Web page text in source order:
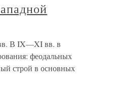
В IX—XI вв. в
феодальных
строй в основных